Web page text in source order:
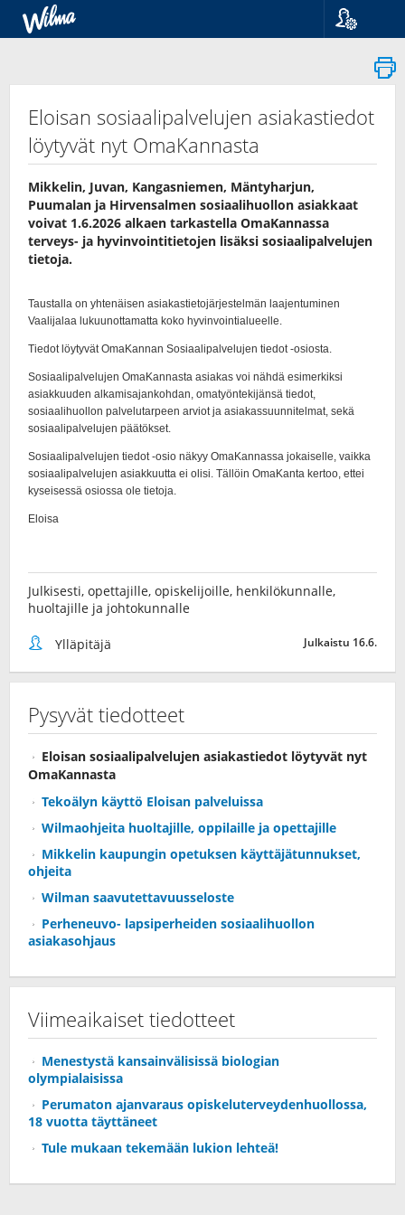
Suomi
Svenska
Eloisan sosiaalipalvelujen asiakastiedot
löytyvät nyt OmaKannasta
Mikkelin, Juvan, Kangasniemen, Mäntyharjun,
Puumalan ja Hirvensalmen sosiaalihuollon asiakkaat
voivat 1.6.2026 alkaen tarkastella OmaKannassa
terveys-​ ja hyvinvointitietojen lisäksi sosiaalipalvelujen
tietoja.
Julkisesti, opettajille, opiskelijoille, henkilökunnalle,
huoltajille ja johtokunnalle
Ylläpitäjä Julkaistu 16.6.
Pysyvät tiedotteet
Eloisan sosiaalipalvelujen asiakastiedot löytyvät nyt
OmaKannasta
Tekoälyn käyttö Eloisan palveluissa
Wilmaohjeita huoltajille, oppilaille ja opettajille
Mikkelin kaupungin opetuksen käyttäjätunnukset,
ohjeita
Wilman saavutettavuusseloste
Perheneuvo- lapsiperheiden sosiaalihuollon
asiakasohjaus
Viimeaikaiset tiedotteet
Menestystä kansainvälisissä biologian
olympialaisissa
Perumaton ajanvaraus opiskeluterveydenhuollossa,
18 vuotta täyttäneet
Tule mukaan tekemään lukion lehteä!